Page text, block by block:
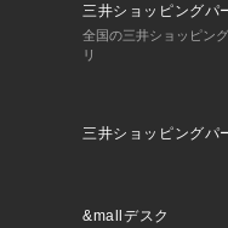
三井ショッピングパ
全国の三井ショッピン
リ
三井ショッピングパ
&mallデスク